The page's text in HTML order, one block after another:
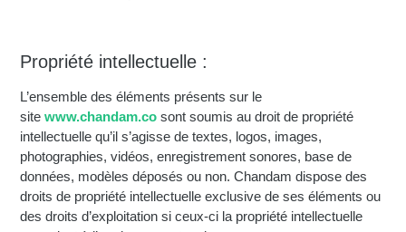
Propriété intellectuelle :
L’ensemble des éléments présents sur le
sitewww.chandam.co sont soumis au droit de propriété
intellectuelle qu’il s’agisse de textes, logos, images,
photographies, vidéos, enregistrement sonores, base de
données, modèles déposés ou non. Chandam dispose des
droits de propriété intellectuelle exclusive de ses éléments ou
des droits d’exploitation si ceux-ci la propriété intellectuelle